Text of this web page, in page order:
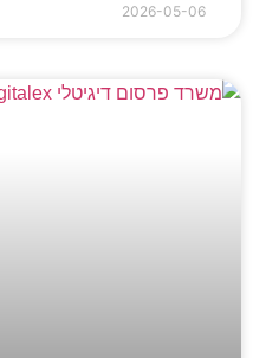
2026-05-06